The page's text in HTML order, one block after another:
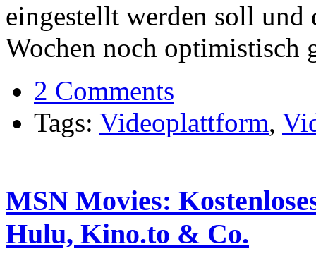
eingestellt werden soll und
Wochen noch
2 Comments
Tags: Videoplattform,
MSN Movies:
Hulu, Kino.to & Co.